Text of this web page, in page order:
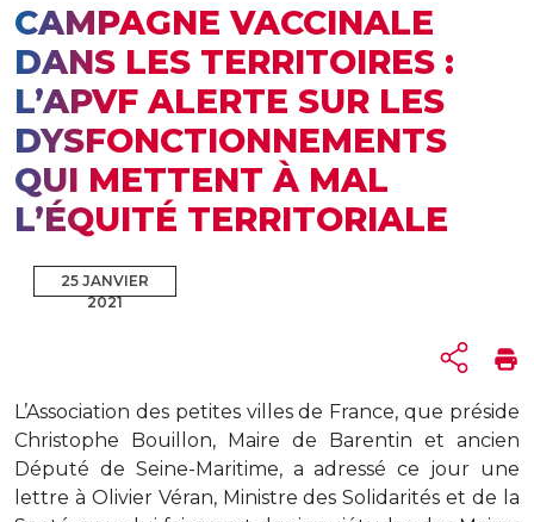
CAMPAGNE VACCINALE
DANS LES TERRITOIRES :
L’APVF ALERTE SUR LES
DYSFONCTIONNEMENTS
QUI METTENT À MAL
L’ÉQUITÉ TERRITORIALE
25 JANVIER
2021
L’Association des petites villes de France, que préside
Christophe Bouillon, Maire de Barentin et ancien
Député de Seine-Maritime, a adressé ce jour une
lettre à Olivier Véran, Ministre des Solidarités et de la